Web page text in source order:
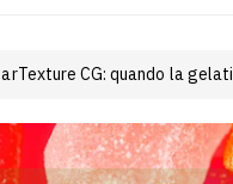
CG: quando la